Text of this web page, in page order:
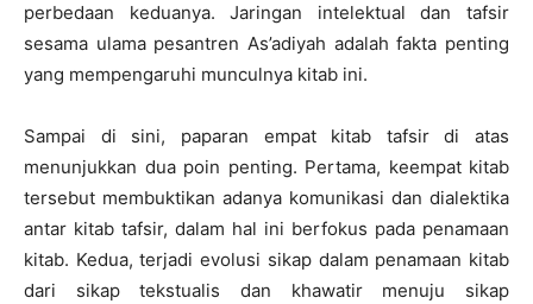
perbedaan keduanya. Jaringan intelektual dan tafsir
sesama ulama pesantren As’adiyah adalah fakta penting
yang mempengaruhi munculnya kitab ini.
Sampai di sini, paparan empat kitab tafsir di atas
menunjukkan dua poin penting. Pertama, keempat kitab
tersebut membuktikan adanya komunikasi dan dialektika
antar kitab tafsir, dalam hal ini berfokus pada penamaan
kitab. Kedua, terjadi evolusi sikap dalam penamaan kitab
dari sikap tekstualis dan khawatir menuju sikap